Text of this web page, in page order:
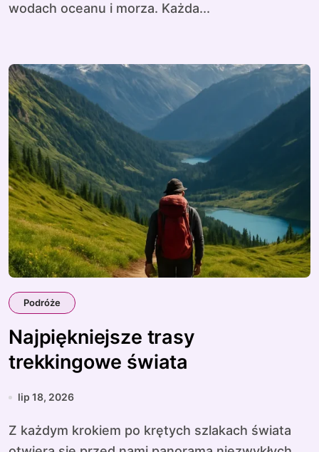
wodach oceanu i morza. Każda...
Podróże
Najpiękniejsze trasy
trekkingowe świata
lip 18, 2026
Z każdym krokiem po krętych szlakach świata